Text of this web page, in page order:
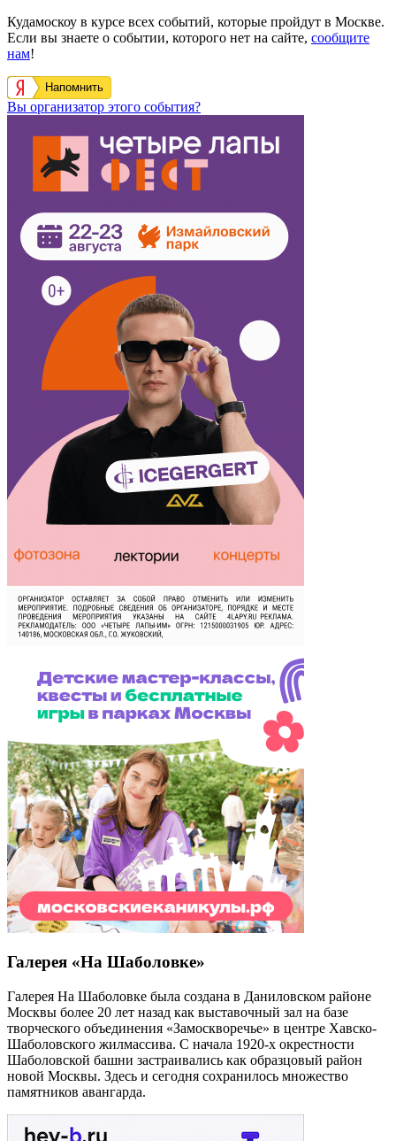
Кудамоскоу в курсе всех событий, которые пройдут в Москве.
Если вы знаете о событии, которого нет на сайте, сообщите
нам!
Напомнить
Вы организатор этого события?
Галерея «На Шаболовке»
Галерея На Шаболовке была создана в Даниловском районе
Москвы более 20 лет назад как выставочный зал на базе
творческого объединения «Замоскворечье» в центре Хавско-
Шаболовского жилмассива. С начала 1920-х окрестности
Шаболовской башни застраивались как образцовый район
новой Москвы. Здесь и сегодня сохранилось множество
памятников авангарда.